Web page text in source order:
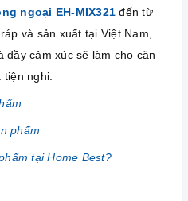
ngoại EH-MIX321 đến từ
và sản xuất tại Việt Nam,
đầy cảm xúc sẽ làm cho căn
nghi.
phẩm
tại Home Best?